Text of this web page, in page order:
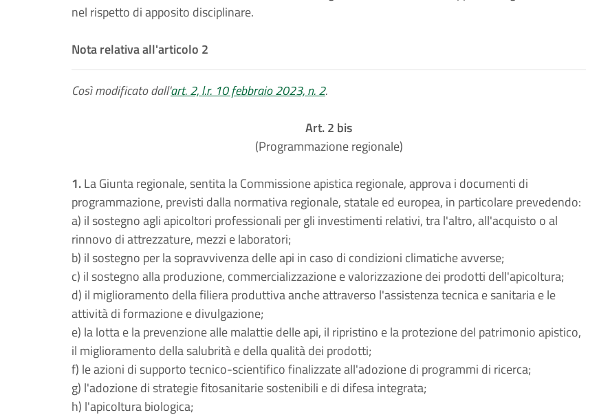
nel rispetto di apposito disciplinare.
Nota relativa all'articolo 2
Così modificato dall'art. 2, l.r. 10 febbraio 2023, n. 2.
Art. 2 bis
(Programmazione regionale)
1.La Giunta regionale, sentita la Commissione apistica regionale, approva i documenti di
programmazione, previsti dalla normativa regionale, statale ed europea, in particolare prevedendo:
a) il sostegno agli apicoltori professionali per gli investimenti relativi, tra l'altro, all'acquisto o al
rinnovo di attrezzature, mezzi e laboratori;
b) il sostegno per la sopravvivenza delle api in caso di condizioni climatiche avverse;
c) il sostegno alla produzione, commercializzazione e valorizzazione dei prodotti dell'apicoltura;
d) il miglioramento della filiera produttiva anche attraverso l'assistenza tecnica e sanitaria e le
attività di formazione e divulgazione;
e) la lotta e la prevenzione alle malattie delle api, il ripristino e la protezione del patrimonio apistico,
il miglioramento della salubrità e della qualità dei prodotti;
f) le azioni di supporto tecnico-scientifico finalizzate all'adozione di programmi di ricerca;
g) l'adozione di strategie fitosanitarie sostenibili e di difesa integrata;
h) l'apicoltura biologica;